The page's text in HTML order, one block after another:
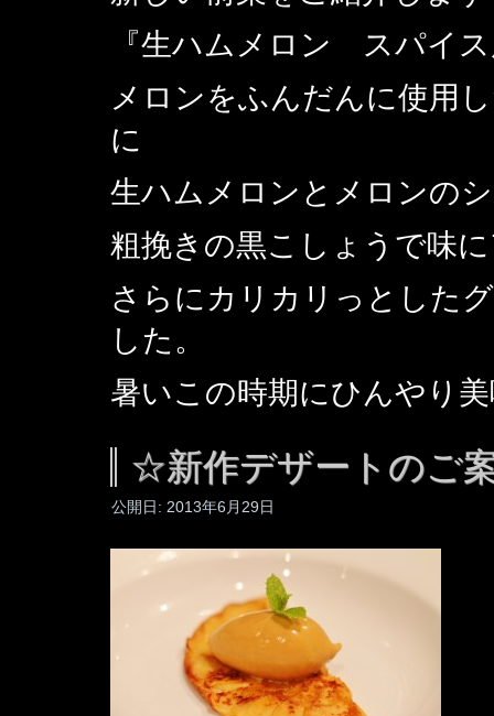
『生ハムメロン スパイ
メロンをふんだんに使用
に
生ハムメロンとメロンの
粗挽きの黒こしょうで味
さらにカリカリっとした
した。
暑いこの時期にひんやり
☆新作デザートのご
公開日: 2013年6月29日